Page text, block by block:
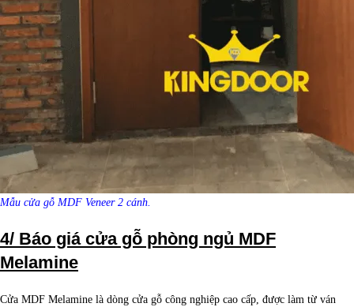
Mẫu cửa gỗ MDF Veneer 2 cánh.
4/ Báo giá cửa gỗ phòng ngủ MDF
Melamine
Cửa MDF Melamine là dòng cửa gỗ công nghiệp cao cấp, được làm từ ván